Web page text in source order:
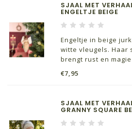
SJAAL MET
ENGELTJE BEIGE
Engeltje in beige
witte vleugels. Haar
brengt rust en
liefdevolle uitstraling.
€7,95
SJAAL MET
GRANNY SQUARE